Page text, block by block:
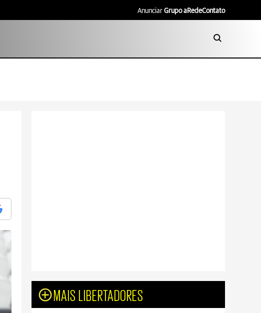
Anunciar Grupo aRedeContato
MAIS LIBERTADORES